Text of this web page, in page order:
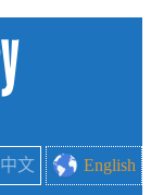
中文 English